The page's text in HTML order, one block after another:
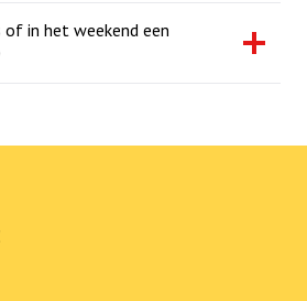
of in het weekend een